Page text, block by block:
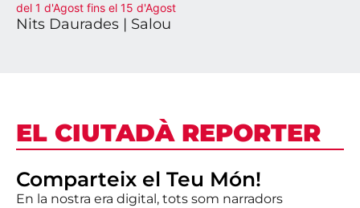
del 1 d'Agost fins el 15 d'Agost
Nits Daurades | Salou
EL CIUTADÀ REPORTER
Comparteix el Teu Món!
En la nostra era digital, tots som narradors